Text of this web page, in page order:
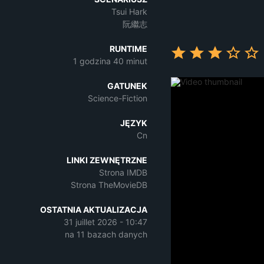
Tsui Hark
阮繼志
RUNTIME
1 godzina 40 minut
GATUNEK
Science-Fiction
JĘZYK
Cn
LINKI ZEWNĘTRZNE
Strona IMDB
Strona TheMovieDB
OSTATNIA AKTUALIZACJA
31 juillet 2026 - 10:47
na 11 bazach danych